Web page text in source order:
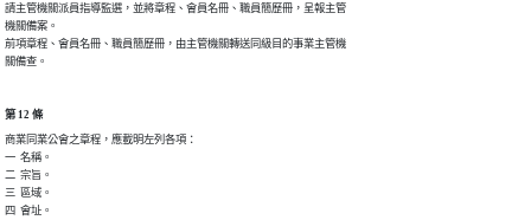
請主管機關派員指導監選，並將章程、會員名冊、職員簡歷冊，呈報主管
機關備案。
前項章程、會員名冊、職員簡歷冊，由主管機關轉送同級目的事業主管機
關備查。
第 12 條
商業同業公會之章程，應載明左列各項：
一  名稱。
二  宗旨。
三  區域。
四  會址。